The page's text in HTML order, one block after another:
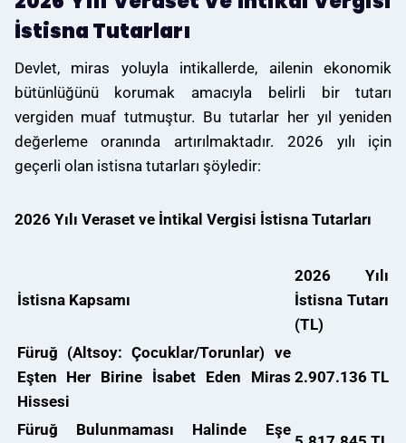
İstisna Tutarları
Devlet, miras yoluyla intikallerde, ailenin ekonomik
bütünlüğünü korumak amacıyla belirli bir tutarı
vergiden muaf tutmuştur. Bu tutarlar her yıl yeniden
değerleme oranında artırılmaktadır. 2026 yılı için
geçerli olan istisna tutarları şöyledir:
2026 Yılı Veraset ve İntikal Vergisi İstisna Tutarları
İstisna Kapsamı
2026 Yılı
İstisna Tutarı
(TL)
Füruğ (Altsoy: Çocuklar/Torunlar) ve
Eşten Her Birine İsabet Eden Miras
Hissesi
2.907.136 TL
Füruğ Bulunmaması Halinde Eşe